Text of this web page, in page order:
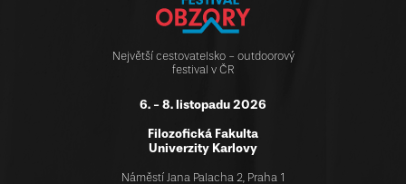
Největší cestovatelsko - outdoorový
festival v ČR
6. - 8. listopadu 2026
Filozofická Fakulta
Univerzity Karlovy
Náměstí Jana Palacha 2, Praha 1